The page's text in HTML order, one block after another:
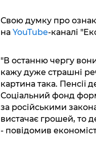
Свою думку про
на YouTube-каналі
"В останню чергу
кажу дуже страшні
картина така. Пенсії
Соціальний фонд
за російськими
вистачає грошей, то
- повідомив